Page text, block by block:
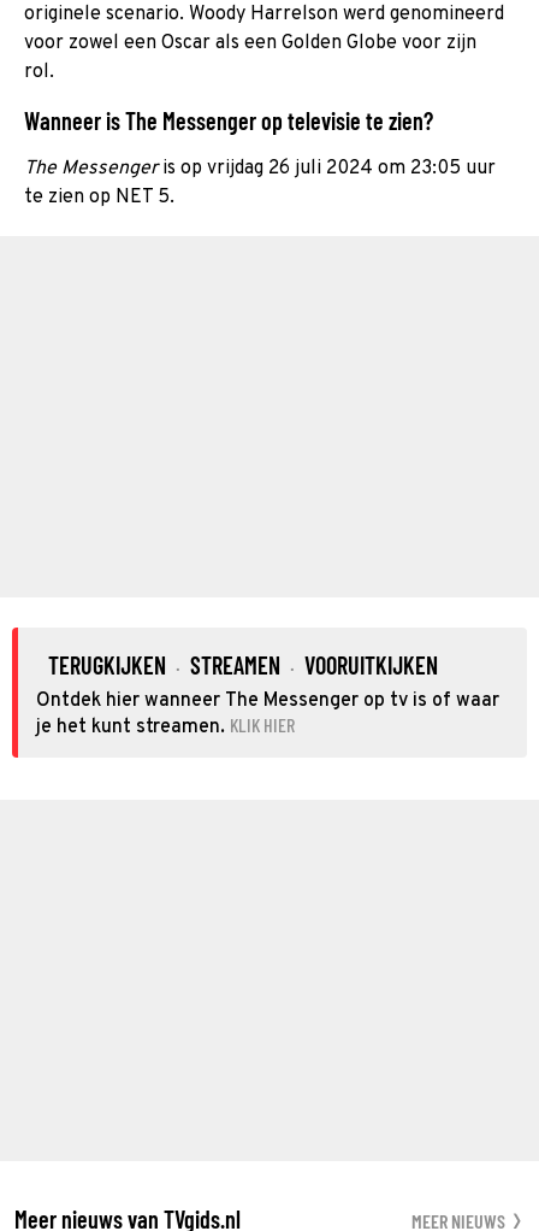
originele scenario. Woody Harrelson werd genomineerd
voor zowel een Oscar als een Golden Globe voor zijn
rol.
Wanneer is The Messenger op televisie te zien?
The Messengeris op vrijdag 26 juli 2024 om 23:05 uur
te zien op NET 5.
TERUGKIJKEN · STREAMEN · VOORUITKIJKEN
Ontdek hier wanneer The Messenger op tv is of waar
je het kunt streamen. KLIK HIER
Meer nieuws van TVgids.nl MEER NIEUWS